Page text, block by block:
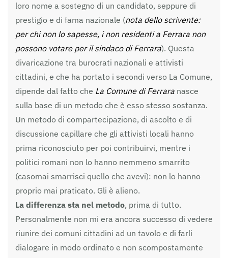
loro nome a sostegno di un candidato, seppure di
prestigio e di fama nazionale (nota dello scrivente:
per chi non lo sapesse, i non residenti a Ferrara non
possono votare per il sindaco di Ferrara). Questa
divaricazione tra burocrati nazionali e attivisti
cittadini, e che ha portato i secondi verso La Comune,
dipende dal fatto che La Comune di Ferrara nasce
sulla base di un metodo che è esso stesso sostanza.
Un metodo di compartecipazione, di ascolto e di
discussione capillare che gli attivisti locali hanno
prima riconosciuto per poi contribuirvi, mentre i
politici romani non lo hanno nemmeno smarrito
(casomai smarrisci quello che avevi): non lo hanno
proprio mai praticato. Gli è alieno.
La differenza sta nel metodo, prima di tutto.
Personalmente non mi era ancora successo di vedere
riunire dei comuni cittadini ad un tavolo e di farli
dialogare in modo ordinato e non scompostamente